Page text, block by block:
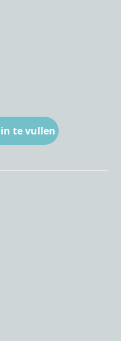
te vullen